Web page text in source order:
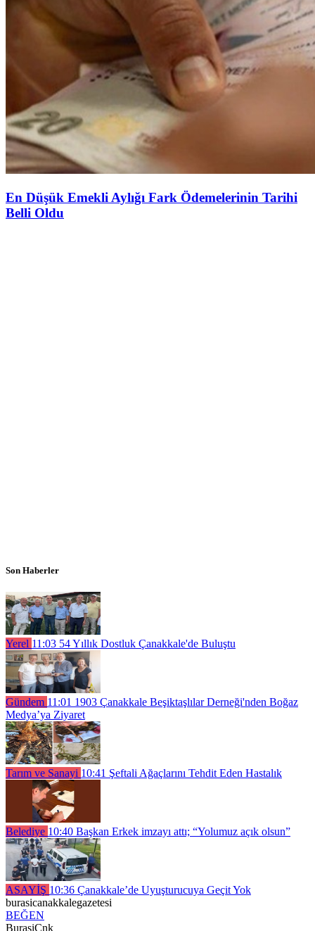
En Düşük Emekli Aylığı Fark Ödemelerinin Tarihi
Belli Oldu
Son Haberler
Yerel 11:03 54 Yıllık Dostluk Çanakkale'de Buluştu
Gündem 11:01 1903 Çanakkale Beşiktaşlılar Derneği'nden Boğaz
Medya’ya Ziyaret
Tarım ve Sanayi 10:41 Şeftali Ağaçlarını Tehdit Eden Hastalık
Belediye 10:40 Başkan Erkek imzayı attı; “Yolumuz açık olsun”
ASAYİŞ 10:36 Çanakkale’de Uyuşturucuya Geçit Yok
burasicanakkalegazetesi
BEĞEN
BurasiCnk